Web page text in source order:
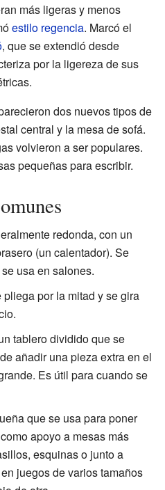
más ligeras y menos
estilo regencia. Marcó el
, que se extendió desde
por la ligereza de sus
dos nuevos tipos de
central y la mesa de sofá.
volvieron a ser populares.
pequeñas para escribir.
redonda, con un
(un calentador). Se
usa en salones.
pliega por la mitad y se gira
tablero dividido que se
añadir una pieza extra en el
Es útil para cuando se
que se usa para poner
apoyo a mesas más
esquinas o junto a
juegos de varios tamaños